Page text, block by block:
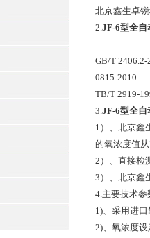
北京鑫生卓
2.JF-6型全自
GB/T
0815-2010
TB/T 2919-
3.JF-6型全自
1）、北京鑫
的氧浓度值
2）、直接检
3）、北京鑫
4.主要技术参
1)、采用进
2)、氧浓度